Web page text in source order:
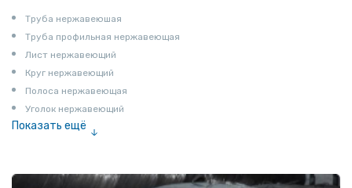
Труба нержавеюшая
Труба профильная нержавеющая
Лист нержавеющий
Круг нержавеющий
Полоса нержавеющая
Уголок нержавеющий
Показать ещё